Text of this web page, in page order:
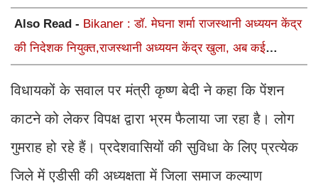
Also Read - Bikaner : डॉ. मेघना शर्मा राजस्थानी अध्ययन केंद्र
की निदेशक नियुक्त,राजस्थानी अध्ययन केंद्र खुला, अब कई
विधायकों के सवाल पर मंत्री कृष्ण बेदी ने कहा कि पेंशन
काटने को लेकर विपक्ष द्वारा भ्रम फैलाया जा रहा है। लोग
गुमराह हो रहे हैं। प्रदेशवासियों की सुविधा के लिए प्रत्येक
जिले में एडीसी की अध्यक्षता में जिला समाज कल्याण